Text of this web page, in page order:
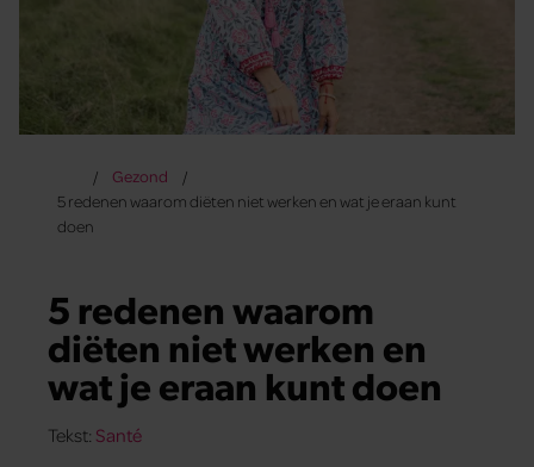
Gezond
5 redenen waarom diëten niet werken en wat je eraan kunt
doen
5 redenen waarom
diëten niet werken en
wat je eraan kunt doen
Tekst: Santé